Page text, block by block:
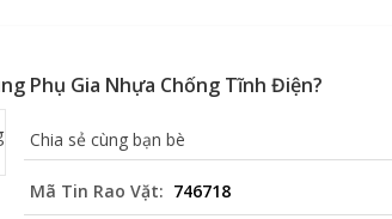
Phụ Gia Nhựa Chống Tĩnh Điện?
Chia sẻ cùng bạn bè
Mã Tin Rao Vặt: 746718